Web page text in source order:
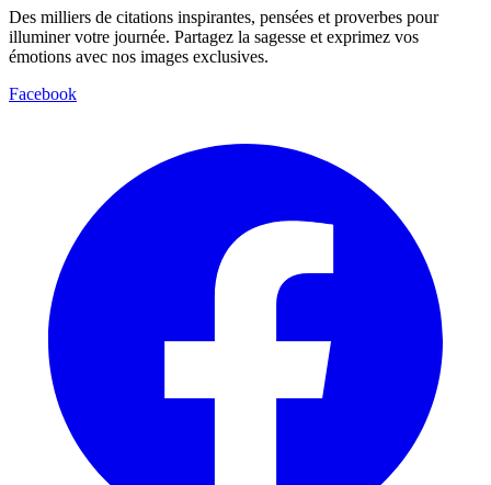
Des milliers de citations inspirantes, pensées et proverbes pour
illuminer votre journée. Partagez la sagesse et exprimez vos
émotions avec nos images exclusives.
Facebook